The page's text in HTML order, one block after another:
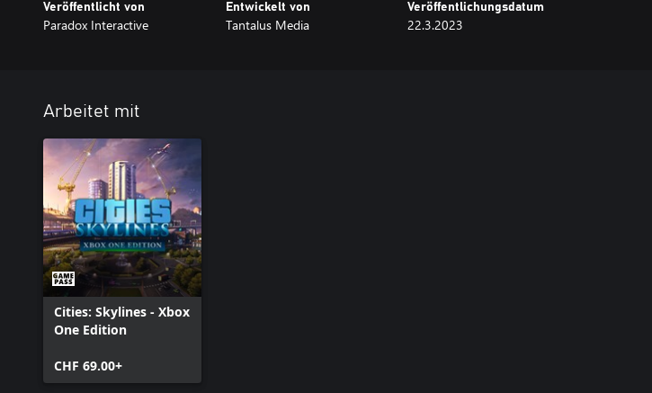
Veröffentlicht von
Paradox Interactive
Entwickelt von
Tantalus Media
Veröffentlichungsdatum
22.3.2023
Arbeitet mit
Cities: Skylines - Xbox
One Edition
CHF 69.00+